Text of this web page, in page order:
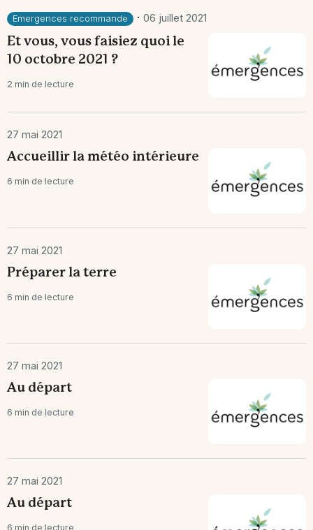
Emergences recommande · 06 juillet 2021
Et vous, vous faisiez quoi le
10 octobre 2021 ?
2 min de lecture
27 mai 2021
Accueillir la météo intérieure
6 min de lecture
27 mai 2021
Préparer la terre
6 min de lecture
27 mai 2021
Au départ
6 min de lecture
27 mai 2021
Au départ
6 min de lecture